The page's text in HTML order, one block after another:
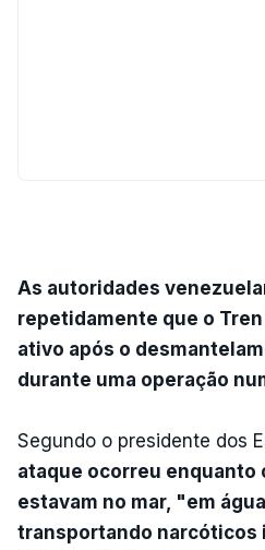
As autoridades
repetidamente que o
ativo após o
durante uma operação
Segundo o presidente dos
ataque ocorreu enquanto
estavam no mar, "em
transportando narcóticos